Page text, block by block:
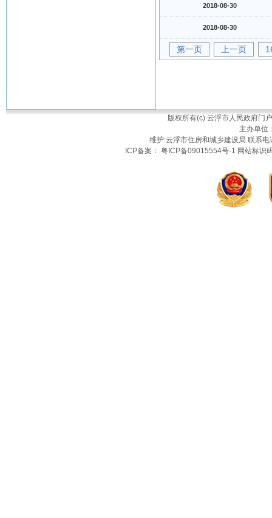
2018-08-30
2018-08-30
第一页 上一页
版权所有(c) 云浮市人民政府门
主办单
维护:云浮市住房和城乡建设局 联系
ICP备案： 粤ICP备09015554号-1 网站标